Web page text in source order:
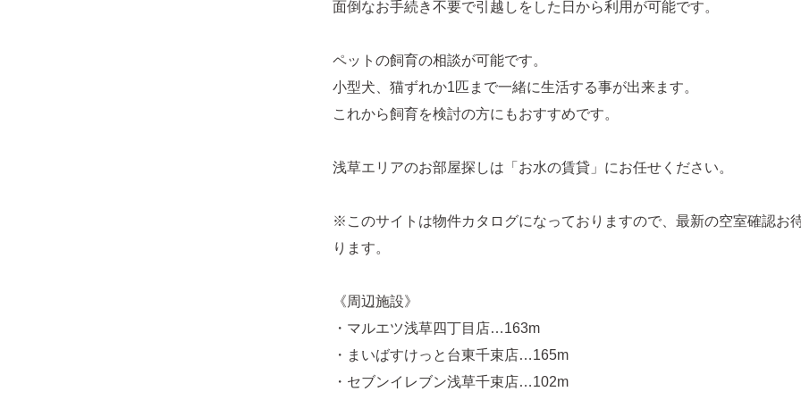
面倒なお手続き不要で引越しをした日から利用が可能です。
ペットの飼育の相談が可能です。
小型犬、猫ずれか1匹まで一緒に生活する事が出来ます。
これから飼育を検討の方にもおすすめです。
浅草エリアのお部屋探しは「お水の賃貸」にお任せください。
※このサイトは物件カタログになっておりますので、最新の空室確認お
ります。
《周辺施設》
・マルエツ浅草四丁目店…163m
・まいばすけっと台東千束店…165m
・セブンイレブン浅草千束店…102m